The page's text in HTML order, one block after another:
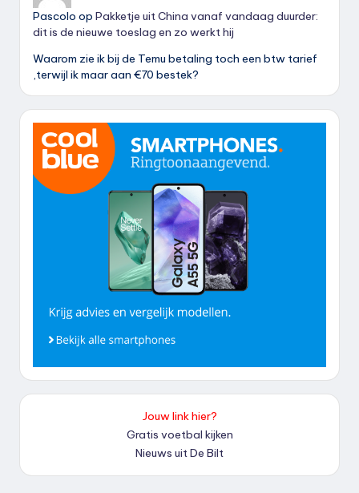
Pascolo op Pakketje uit China vanaf vandaag duurder:
dit is de nieuwe toeslag en zo werkt hij
Waarom zie ik bij de Temu betaling toch een btw tarief
,terwijl ik maar aan €70 bestek?
Jouw link hier?
Gratis voetbal kijken
Nieuws uit De Bilt